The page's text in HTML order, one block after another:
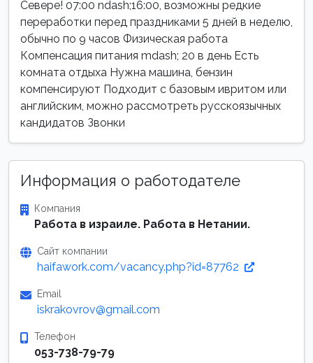
Севере! 07:00 ndash;16:00, возможны редкие
переработки перед праздниками 5 дней в неделю,
обычно по 9 часов Физическая работа
Компенсация питания mdash; 20 в день Есть
комната отдыха Нужна машина, бензин
компенсируют Подходит с базовым ивритом или
английским, можно рассмотреть русскоязычных
кандидатов Звонки
Информация о работодателе
Компания
Работа в израиле. Работа в Нетании.
Сайт компании
haifawork.com/vacancy.php?id=87762
Email
iskrakovrov@gmail.com
Телефон
053-738-79-79